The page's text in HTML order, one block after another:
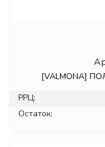
[VALMONA]
РРЦ:
Остаток: